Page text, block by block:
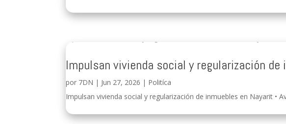
Impulsan vivienda social y regularización de
por 7DN | Jun 27, 2026 | Politíca
Impulsan vivienda social y regularización de inmuebles en Nayarit •